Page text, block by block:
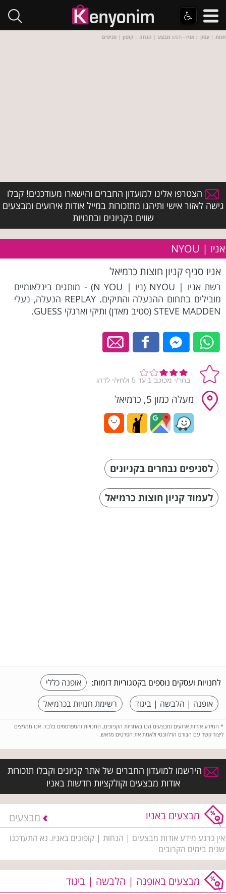
חנות | עסק :: אניו - חפש מבצע | הנחה | קופון | סניפים
הצטרפו אלינו למועדון החברים והישארו מעודכנים! קבלו
גישה לאזור אישי ותיהנו מתזכורות במייל אודות אירועים ומבצעים
שווים בקניונים ובחנויות
אניו | NYOU
אניו סניף קניון חוצות כרמיאל
רשת אניו | NYOU (ניו | N YOU) - מותגים בינלאומיים
מובילים בתחום ההנעלה והתיקים. REPLAY הנעלה, נעלי
STEVE MADDEN (סטיב מאדן) ותיקי וארנקי GUESS.
מעלה כמון 5, כרמיאל
לסניפים נבחרים בקניונים
לעמוד קניון חוצות כרמיאל
לחנויות ועסקים נוספים בקטגוריות דומות:
אופנה כללי
אופנה | הלבשה | ביגוד
רשימת חנויות בכרמיאל
* המידע אודות ארועים ומבצעים הנו באחריות הקניונים, החנויות והמפרסמים בלבד. אנו ממליצים
ליצור קשר עם הגורם הרלוונטי ולאמת את הפרטים מראש.
הירשמו למועדון החברים של אתר קניונים וקבלו תזכורות
אודות מבצעים וקולקציות חדשות באניו
מבצעים באניו מבצעים
אין כרגע מידע אודות מבצעים | הנחות | קופונים באניו. נא התעדכנו
שנית בימים הקרובים
מבצעים באופנה | הלבשה | ביגוד